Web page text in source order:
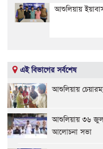
আশুলিয়ায়
এই বিভাগের সর্বশেষ
আশুলিয়ায়
আশুলিয়ায় ৩৬
আলোচনা সভা